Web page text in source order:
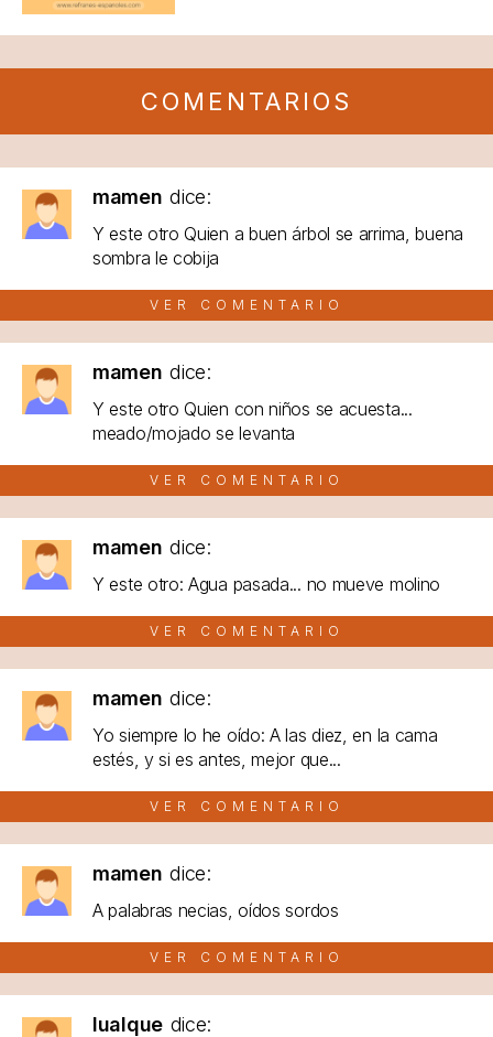
COMENTARIOS
mamen dice:
Y este otro Quien a buen árbol se arrima, buena
sombra le cobija
VER COMENTARIO
mamen dice:
Y este otro Quien con niños se acuesta...
meado/mojado se levanta
VER COMENTARIO
mamen dice:
Y este otro: Agua pasada... no mueve molino
VER COMENTARIO
mamen dice:
Yo siempre lo he oído: A las diez, en la cama
estés, y si es antes, mejor que...
VER COMENTARIO
mamen dice:
A palabras necias, oídos sordos
VER COMENTARIO
lualque dice: